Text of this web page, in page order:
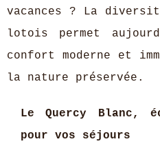
vacances ? La
lotois permet
confort moderne et
la nature préservée.
Le Quercy Blanc,
pour vos séjours